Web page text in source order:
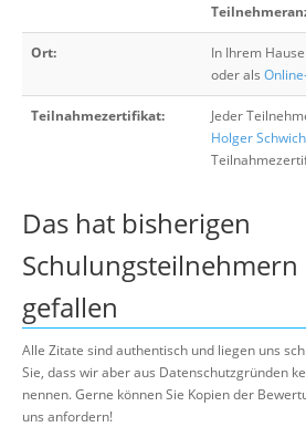
Ort:
In Ihrem
oder als
Teilnahmezertifikat: Jeder
Holger
Das hat bisherigen
gefallen
Alle Zitate sind authentisch und liegen uns
Sie, dass wir aber aus Datenschutzgründen
nennen. Gerne können Sie Kopien der
uns anfordern!